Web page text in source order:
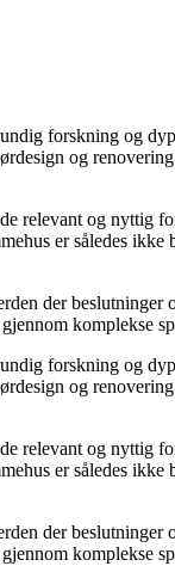
forskning og
og
relevant og
er således
der beslutninger
komplekse
forskning og
og
relevant og
er således
der beslutninger
komplekse